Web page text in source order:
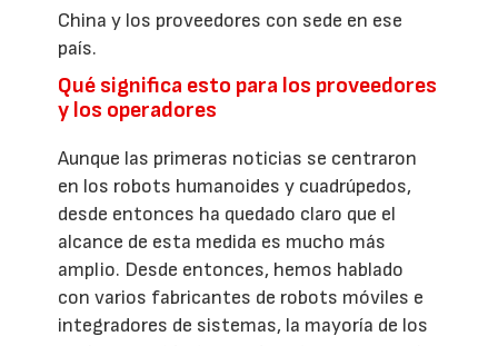
China y los proveedores con sede en ese
país.
Qué significa esto para los proveedores
y los operadores
Aunque las primeras noticias se centraron
en los robots humanoides y cuadrúpedos,
desde entonces ha quedado claro que el
alcance de esta medida es mucho más
amplio. Desde entonces, hemos hablado
con varios fabricantes de robots móviles e
integradores de sistemas, la mayoría de los